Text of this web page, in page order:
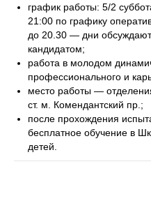
график работы: 5/2
21:00 по графику
до 20.30 — дни
кандидатом;
работа в молодом
профессионального и
место работы —
ст. м. Комендантский пр.;
после прохождения
бесплатное обучение в
детей.